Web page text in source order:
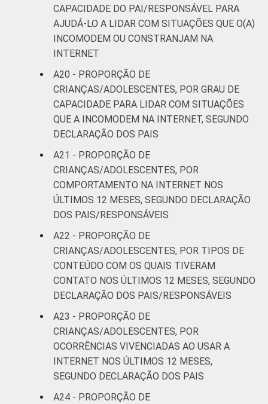
CAPACIDADE DO PAI/RESPONSÁVEL PARA
AJUDÁ-LO A LIDAR COM SITUAÇÕES QUE O(A)
INCOMODEM OU CONSTRANJAM NA
INTERNET
A20 - PROPORÇÃO DE
CRIANÇAS/ADOLESCENTES, POR GRAU DE
CAPACIDADE PARA LIDAR COM SITUAÇÕES
QUE A INCOMODEM NA INTERNET, SEGUNDO
DECLARAÇÃO DOS PAIS
A21 - PROPORÇÃO DE
CRIANÇAS/ADOLESCENTES, POR
COMPORTAMENTO NA INTERNET NOS
ÚLTIMOS 12 MESES, SEGUNDO DECLARAÇÃO
DOS PAIS/RESPONSÁVEIS
A22 - PROPORÇÃO DE
CRIANÇAS/ADOLESCENTES, POR TIPOS DE
CONTEÚDO COM OS QUAIS TIVERAM
CONTATO NOS ÚLTIMOS 12 MESES, SEGUNDO
DECLARAÇÃO DOS PAIS/RESPONSÁVEIS
A23 - PROPORÇÃO DE
CRIANÇAS/ADOLESCENTES, POR
OCORRÊNCIAS VIVENCIADAS AO USAR A
INTERNET NOS ÚLTIMOS 12 MESES,
SEGUNDO DECLARAÇÃO DOS PAIS
A24 - PROPORÇÃO DE